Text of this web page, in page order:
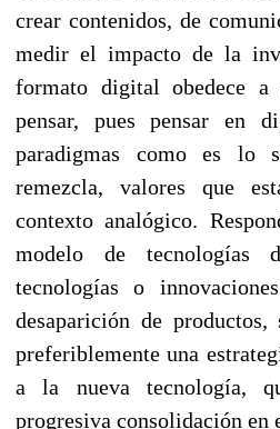
crear contenidos, de
medir el impacto de la
formato digital obedece
pensar, pues pensar en
paradigmas como es lo
remezcla, valores que
contexto analógico.
modelo de tecnologías
tecnologías o
desaparición de
preferiblemente una
a la nueva tecnología,
progresiva consolidación en